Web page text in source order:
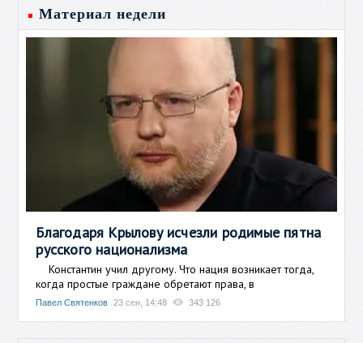
Материал недели
Благодаря Крылову исчезли родимые пятна
русского национализма
Константин учил другому. Что нация возникает тогда,
когда простые граждане обретают права, в
Павел Святенков 23 сен, 14:48 343 126